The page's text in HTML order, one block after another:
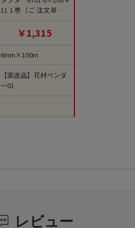
11 1巻（ご注文単位1
巻）【直送品】
￥1,315
6mm×100m
【直送品】花材ベンダ
ー01
レビュー